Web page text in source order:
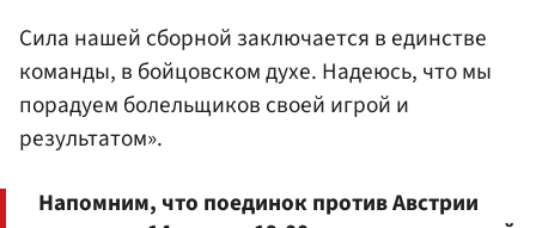
Сила нашей сборной заключается в единстве
команды, в бойцовском духе. Надеюсь, что мы
порадуем болельщиков своей игрой и
результатом».
Напомним, что поединок против Австрии